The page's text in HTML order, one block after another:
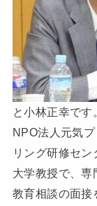
と小林正幸です
NPO法人元気
リング研修セン
大学教授で、専
教育相談の面接